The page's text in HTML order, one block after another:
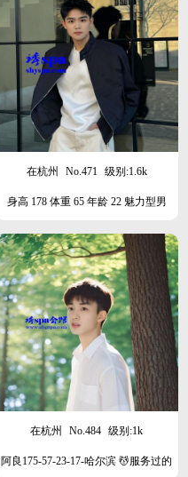
在杭州 No.471 级别:1.6k
身高 178 体重 65 年龄 22 魅力型男
在杭州 No.484 级别:1k
阿良175-57-23-17-哈尔滨 💆服务过的